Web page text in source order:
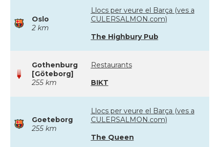
Oslo
2 km
Llocs per veure el Barça (ves a
CULERSALMON.com)
The Highbury Pub
Gothenburg
[Göteborg]
255 km
Restaurants
BIKT
Goeteborg
255 km
Llocs per veure el Barça (ves a
CULERSALMON.com)
The Queen